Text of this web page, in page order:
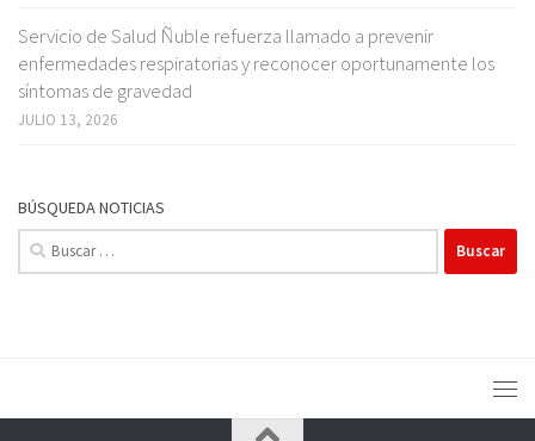
Servicio de Salud Ñuble refuerza llamado a prevenir
enfermedades respiratorias y reconocer oportunamente los
síntomas de gravedad
JULIO 13, 2026
BÚSQUEDA NOTICIAS
Buscar: